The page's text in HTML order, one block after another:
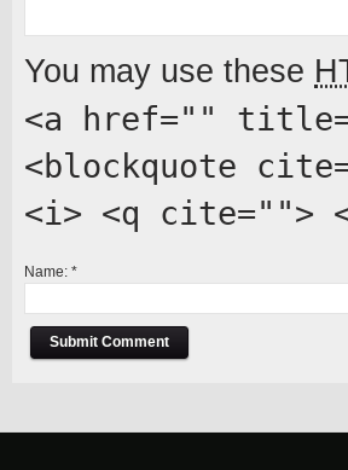
You may use these
<a href=""
<blockquote
<i> <q cite="">
Name: *